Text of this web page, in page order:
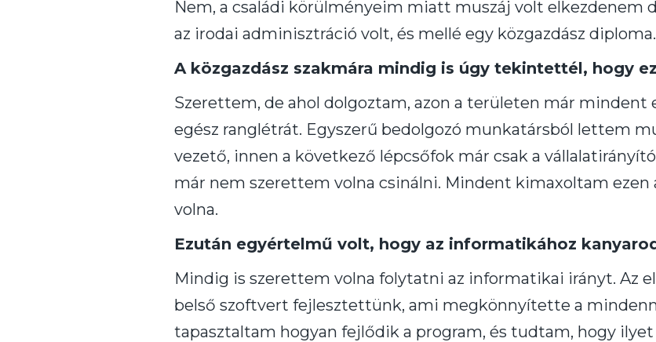
Nem, a családi körülményeim miatt muszáj volt elkezdenem
az irodai adminisztráció volt, és mellé egy közgazdász diploma.
A közgazdász szakmára mindig is úgy tekintettél, hogy
Szerettem, de ahol dolgoztam, azon a területen már mindent
egész ranglétrát. Egyszerű bedolgozó munkatársból lettem
vezető, innen a következő lépcsőfok már csak a
már nem szerettem volna csinálni. Mindent kimaxoltam
volna.
Ezután egyértelmű volt, hogy az informatikához
Mindig is szerettem volna folytatni az informatikai irányt. Az
belső szoftvert fejlesztettünk, ami megkönnyítette a
tapasztaltam hogyan fejlődik a program, és tudtam, hogy